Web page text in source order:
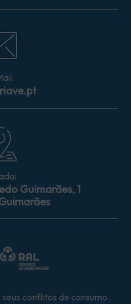
Guimarães, 1
conflitos de consumo.